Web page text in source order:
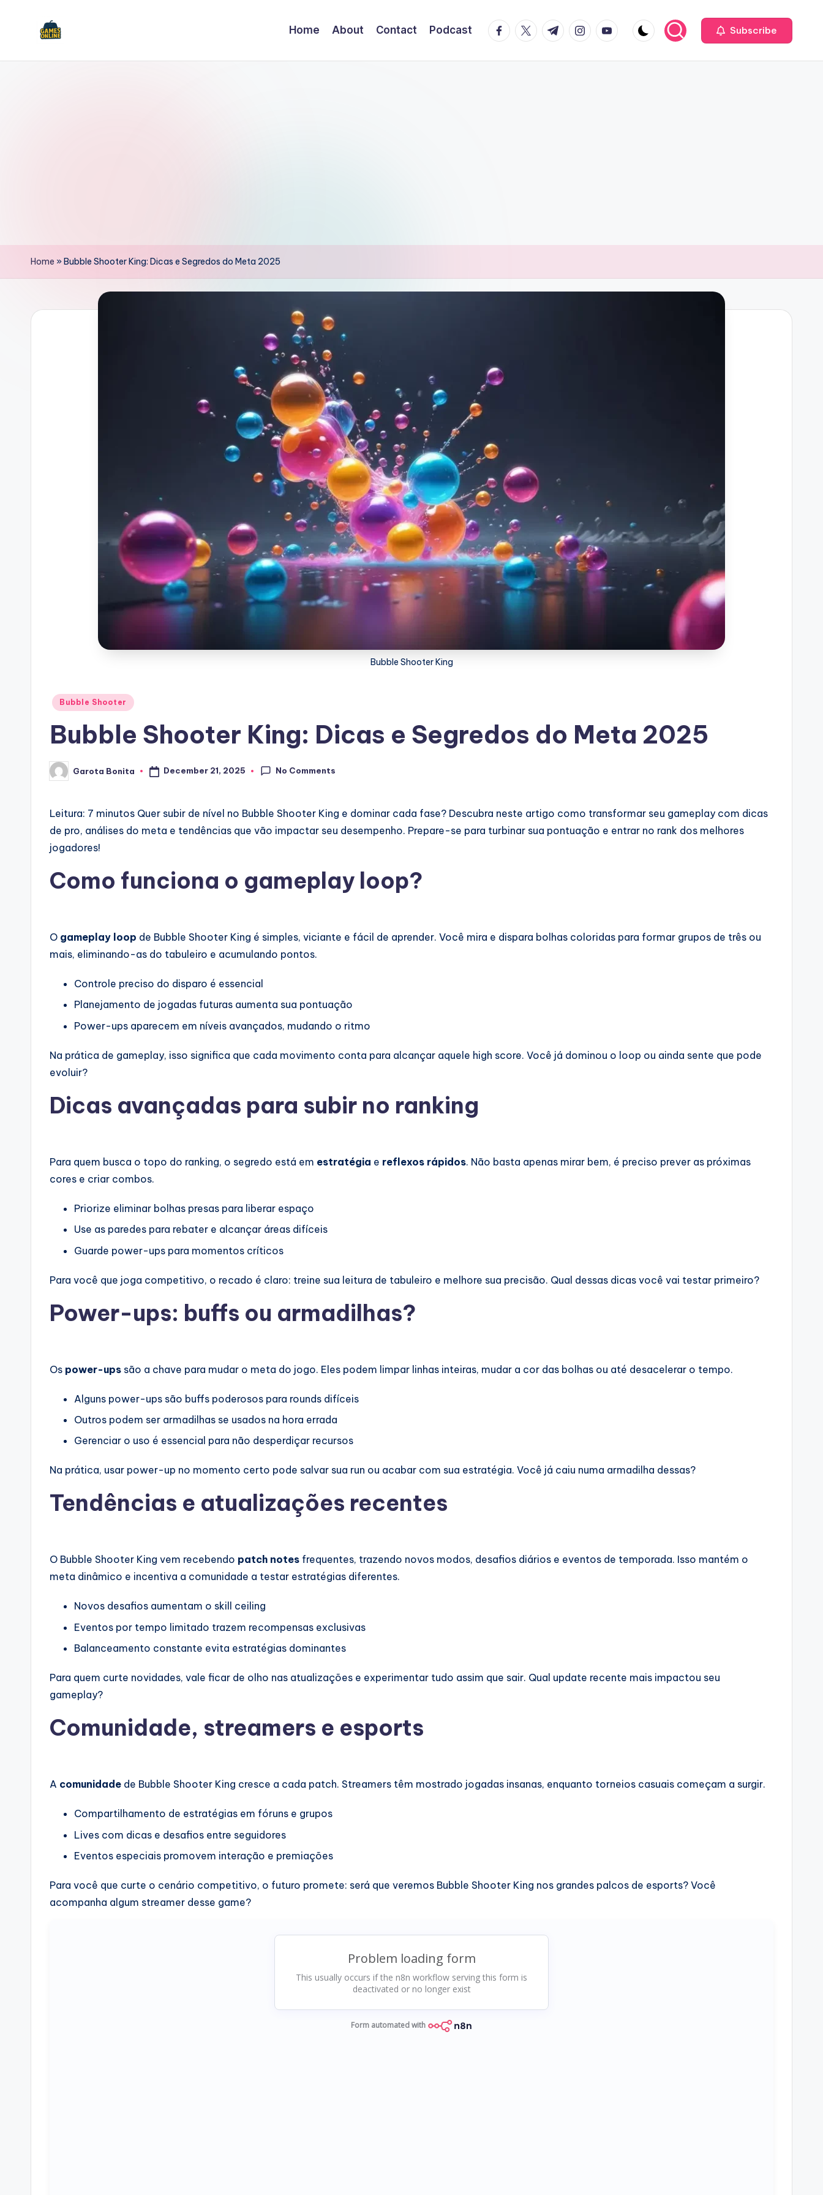
F
Home About Contact Podcast facebook.com
twitter.com
t.me instagram.com
youtube.com Subscribe
Home »Bubble Shooter King: Dicas e Segredos do Meta 2025
Bubble Shooter King
Posted
Bubble Shooter
Bubble Shooter King: Dicas e Segredos do Meta 2025
Posted
by
Garota Bonita December 21, 2025 No Comments
Leitura: 7 minutos Quer subir de nível no Bubble Shooter King e dominar cada fase? Descubra neste artigo como transformar seu gameplay com dicas
de pro, análises do meta e tendências que vão impactar seu desempenho. Prepare-se para turbinar sua pontuação e entrar no rank dos melhores
jogadores!
Como funciona o gameplay loop?
O gameplay loop de Bubble Shooter King é simples, viciante e fácil de aprender. Você mira e dispara bolhas coloridas para formar grupos de três ou
mais, eliminando-as do tabuleiro e acumulando pontos.
Controle preciso do disparo é essencial
Planejamento de jogadas futuras aumenta sua pontuação
Power-ups aparecem em níveis avançados, mudando o ritmo
Na prática de gameplay, isso significa que cada movimento conta para alcançar aquele high score. Você já dominou o loop ou ainda sente que pode
evoluir?
Dicas avançadas para subir no ranking
Para quem busca o topo do ranking, o segredo está em estratégia e reflexos rápidos. Não basta apenas mirar bem, é preciso prever as próximas
cores e criar combos.
Priorize eliminar bolhas presas para liberar espaço
Use as paredes para rebater e alcançar áreas difíceis
Guarde power-ups para momentos críticos
Para você que joga competitivo, o recado é claro: treine sua leitura de tabuleiro e melhore sua precisão. Qual dessas dicas você vai testar primeiro?
Power-ups: buffs ou armadilhas?
Os power-ups são a chave para mudar o meta do jogo. Eles podem limpar linhas inteiras, mudar a cor das bolhas ou até desacelerar o tempo.
Alguns power-ups são buffs poderosos para rounds difíceis
Outros podem ser armadilhas se usados na hora errada
Gerenciar o uso é essencial para não desperdiçar recursos
Na prática, usar power-up no momento certo pode salvar sua run ou acabar com sua estratégia. Você já caiu numa armadilha dessas?
Tendências e atualizações recentes
O Bubble Shooter King vem recebendo patch notes frequentes, trazendo novos modos, desafios diários e eventos de temporada. Isso mantém o
meta dinâmico e incentiva a comunidade a testar estratégias diferentes.
Novos desafios aumentam o skill ceiling
Eventos por tempo limitado trazem recompensas exclusivas
Balanceamento constante evita estratégias dominantes
Para quem curte novidades, vale ficar de olho nas atualizações e experimentar tudo assim que sair. Qual update recente mais impactou seu
gameplay?
Comunidade, streamers e esports
A comunidade de Bubble Shooter King cresce a cada patch. Streamers têm mostrado jogadas insanas, enquanto torneios casuais começam a surgir.
Compartilhamento de estratégias em fóruns e grupos
Lives com dicas e desafios entre seguidores
Eventos especiais promovem interação e premiações
Para você que curte o cenário competitivo, o futuro promete: será que veremos Bubble Shooter King nos grandes palcos de esports? Você
acompanha algum streamer desse game?